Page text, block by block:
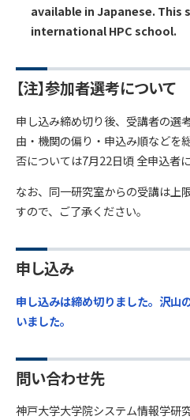
available in Japanese. This
international HPC school.
【注】参加者選考について
申し込み締め切り後、受講者の選
由・機関の偏り・申込み順などを
否については7月22日頃 全申込者
なお、同一研究室からの受講は上
すので、ご了承ください。
申し込み
申し込みは締め切りました。沢山
いました。
問い合わせ先
神戸大学大学院システム情報学研